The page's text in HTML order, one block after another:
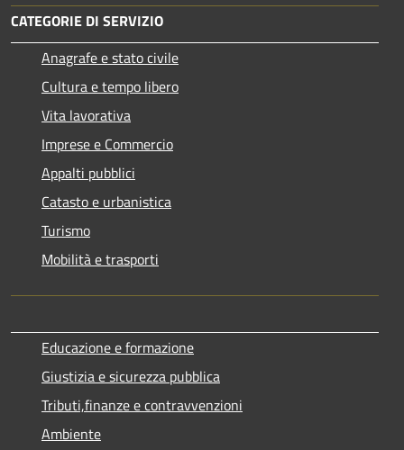
CATEGORIE DI SERVIZIO
Anagrafe e stato civile
Cultura e tempo libero
Vita lavorativa
Imprese e Commercio
Appalti pubblici
Catasto e urbanistica
Turismo
Mobilità e trasporti
Educazione e formazione
Giustizia e sicurezza pubblica
Tributi,finanze e contravvenzioni
Ambiente